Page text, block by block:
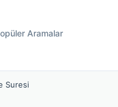
Aramalar
Suresi